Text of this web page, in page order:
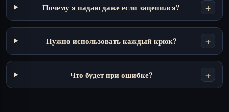
Почему я падаю даже если зацепился? +
Нужно использовать каждый крюк? +
Что будет при ошибке? +